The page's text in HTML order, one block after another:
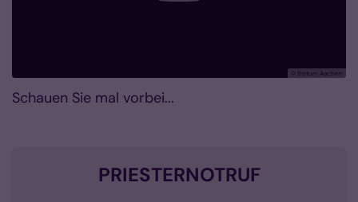
© Bistum Aachen
Schauen Sie mal vorbei...
PRIESTERNOTRUF